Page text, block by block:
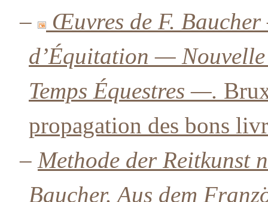
–
Œuvres de F.
d’Équitation — Nouvelle
Temps Équestres —.
propagation des bons
– Methode der Reitkunst
Baucher. Aus dem